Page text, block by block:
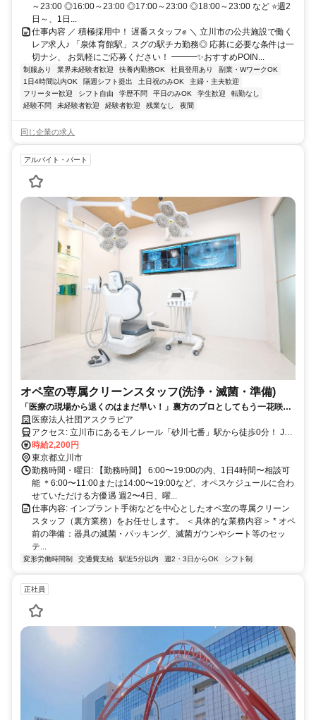
～23:00 ◎16:00～23:00 ◎17:00～23:00 ◎18:00～23:00 など ⭐週2
日～、1日...
仕事内容 ／ 積極採用中！ 遅番スタッフ✊ ＼ 立川市の公共施設で働く
レア求人♪ 「泉体育館駅」スグの駅チカ勤務◎ 応募に必要な条件は一
切ナシ、 お気軽にご応募ください！ ━━━✨おすすめPOIN...
制服あり 業界未経験者歓迎 扶養内勤務OK 社員登用あり
副業・WワークOK
1日4時間以内OK
隔週シフト提出 土日祝のみOK
主婦・主夫歓迎
フリーター歓迎
シフト自由 学歴不問 平日のみOK 学生歓迎
転勤なし
経験不問
未経験者歓迎 経験者歓迎 残業なし 夜間
同じ企業の求人
アルバイト・パート
オペ室の専属クリーンスタッフ(洗浄・滅菌・準備)
「医療の現場から退くのはまだ早い！」裏方のプロとしてもう一花咲か
せませんか？
医療法人社団アスクラピア
アクセス: 立川市にあるモノレール「砂川七番」駅から徒歩0分！ JR
中央線「立川駅」からモノレールで7分！
時給2,200円
東京都立川市
勤務時間・曜日: 【勤務時間】 6:00〜19:00の内、1日4時間〜相談可
能 ＊6:00〜11:00または14:00〜19:00など、オペスケジュールに合わ
せていただける方優遇 週2〜4日、曜...
仕事内容: インプラント手術などを中心としたオペ室の専属クリーン
スタッフ（裏方業務）をお任せします。 ＜具体的な業務内容＞ * オペ
前の準備：器具の滅菌・パッキング、滅菌ガウンやシート等のセッ
テ...
変形労働時間制 交通費支給 駅近5分以内 週2・3日からOK シフト制
正社員